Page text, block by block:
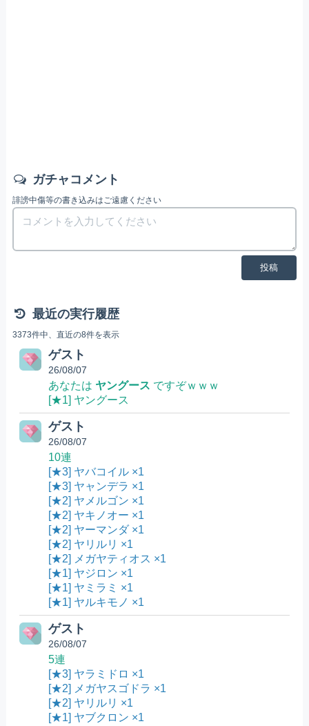
ガチャコメント
誹謗中傷等の書き込みはご遠慮ください
投稿
最近の実行履歴
3373件中、直近の8件を表示
ゲスト
26/08/07
あなたは ヤングース ですぞｗｗｗ
[★1] ヤングース
ゲスト
26/08/07
10連
[★3] ヤバコイル ×1
[★3] ヤャンデラ ×1
[★2] ヤメルゴン ×1
[★2] ヤキノオー ×1
[★2] ヤーマンダ ×1
[★2] ヤリルリ ×1
[★2] メガヤティオス ×1
[★1] ヤジロン ×1
[★1] ヤミラミ ×1
[★1] ヤルキモノ ×1
ゲスト
26/08/07
5連
[★3] ヤラミドロ ×1
[★2] メガヤスゴドラ ×1
[★2] ヤリルリ ×1
[★1] ヤブクロン ×1